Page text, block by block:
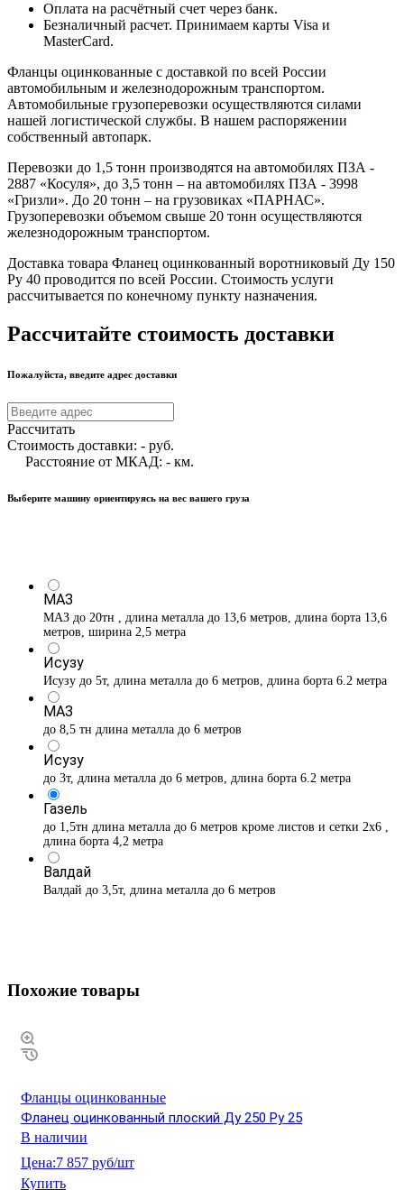
Оплата на расчётный счет через банк.
Безналичный расчет. Принимаем карты Visa и
MasterCard.
Фланцы оцинкованные с доставкой по всей России
автомобильным и железнодорожным транспортом.
Автомобильные грузоперевозки осуществляются силами
нашей логистической службы. В нашем распоряжении
собственный автопарк.
Перевозки до 1,5 тонн производятся на автомобилях ПЗА -
2887 «Косуля», до 3,5 тонн – на автомобилях ПЗА - 3998
«Гризли». До 20 тонн – на грузовиках «ПАРНАС».
Грузоперевозки объемом свыше 20 тонн осуществляются
железнодорожным транспортом.
Доставка товара Фланец оцинкованный воротниковый Ду 150
Ру 40 проводится по всей России. Стоимость услуги
рассчитывается по конечному пункту назначения.
Рассчитайте стоимость доставки
Пожалуйста, введите адрес доставки
Рассчитать
Стоимость доставки: - руб.
Расстояние от МКАД: - км.
Выберите машину ориентируясь на вес вашего груза
МАЗ
МАЗ до 20тн , длина металла до 13,6 метров, длина борта 13,6
метров, ширина 2,5 метра
Исузу
Исузу до 5т, длина металла до 6 метров, длина борта 6.2 метра
МАЗ
до 8,5 тн длина металла до 6 метров
Исузу
до 3т, длина металла до 6 метров, длина борта 6.2 метра
Газель
до 1,5тн длина металла до 6 метров кроме листов и сетки 2х6 ,
длина борта 4,2 метра
Валдай
Валдай до 3,5т, длина металла до 6 метров
Похожие товары
Фланцы оцинкованные
Фланец оцинкованный плоский Ду 250 Ру 25
В наличии
Цена:7 857 руб/шт
Купить